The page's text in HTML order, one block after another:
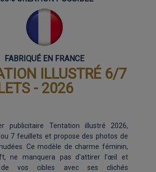
FABRIQUÉ EN FRANCE
ILLUSTRÉ 6/7
- 2026
publicitaire Tentation illustré 2026,
7 feuillets et propose des photos de
Ce modèle de charme féminin,
ne manquera pas d'attirer l’œil et
de vos cibles avec ses clichés